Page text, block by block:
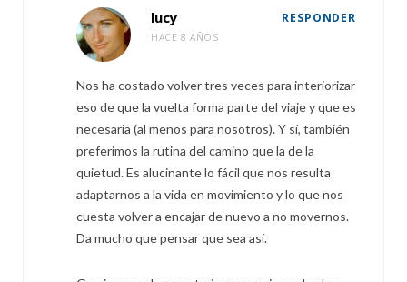
lucy
HACE 8 AÑOS
RESPONDER
Nos ha costado volver tres veces para interiorizar
eso de que la vuelta forma parte del viaje y que es
necesaria (al menos para nosotros). Y sí, también
preferimos la rutina del camino que la de la
quietud. Es alucinante lo fácil que nos resulta
adaptarnos a la vida en movimiento y lo que nos
cuesta volver a encajar de nuevo a no movernos.
Da mucho que pensar que sea así.